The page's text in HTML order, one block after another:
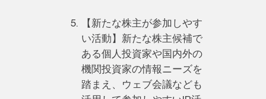
【新たな株主が参加しやす
い活動】新たな株主候補で
ある個人投資家や国内外の
機関投資家の情報ニーズを
踏まえ、ウェブ会議なども